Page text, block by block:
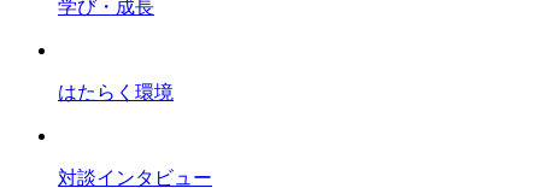
学び・成長
はたらく環境
対談インタビュー